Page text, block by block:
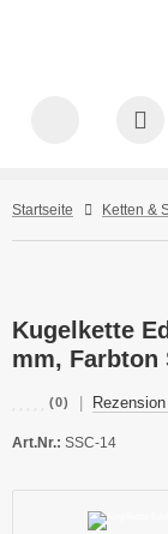
Startseite Ketten &
Kugelkette
mm, Farbton
(0)
Art.Nr.: SSC-14